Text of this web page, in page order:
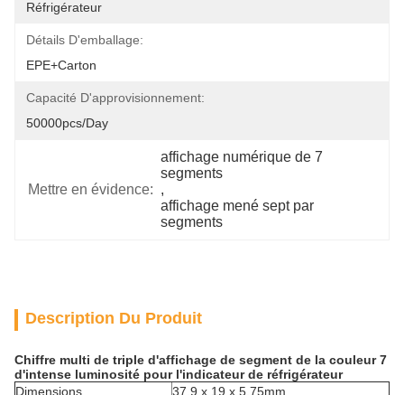
Réfrigérateur
Détails D'emballage:
EPE+carton
Capacité D'approvisionnement:
50000pcs/day
Mettre en évidence:
affichage numérique de 7
segments
,
affichage mené sept par
segments
Description Du Produit
Chiffre multi de triple d'affichage de segment de la couleur 7
d'intense luminosité pour l'indicateur de réfrigérateur
Dimensions
37,9 x 19 x 5.75mm